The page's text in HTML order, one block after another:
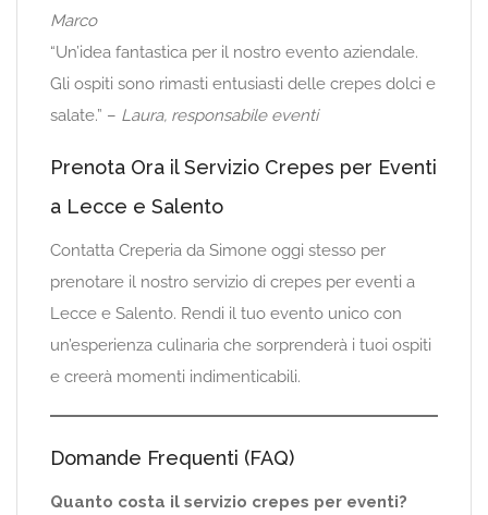
Marco
“Un’idea fantastica per il nostro evento aziendale.
Gli ospiti sono rimasti entusiasti delle crepes dolci e
salate.” – Laura, responsabile eventi
Prenota Ora il Servizio Crepes per Eventi
a Lecce e Salento
Contatta Creperia da Simone oggi stesso per
prenotare il nostro servizio di crepes per eventi a
Lecce e Salento. Rendi il tuo evento unico con
un’esperienza culinaria che sorprenderà i tuoi ospiti
e creerà momenti indimenticabili.
Domande Frequenti (FAQ)
Quanto costa il servizio crepes per eventi?